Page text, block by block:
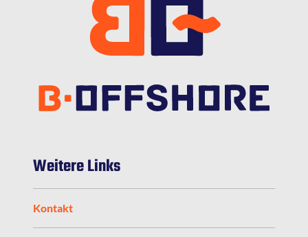
Weitere Links
Kontakt